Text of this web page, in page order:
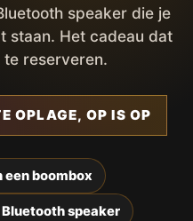
speaker die je
staan. Het cadeau dat
reserveren.
OPLAGE, OP IS OP
boombox
Bluetooth speaker